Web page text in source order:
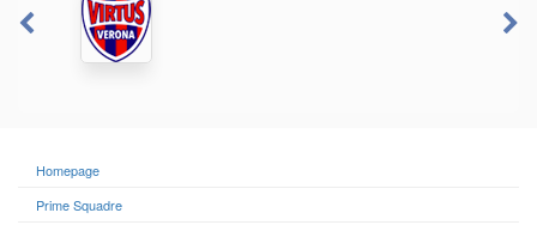
Homepage
Prime Squadre